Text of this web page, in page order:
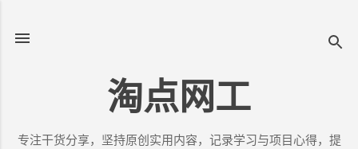
淘点网工
专注干货分享，坚持原创实用内容，记录学习与项目心得，提